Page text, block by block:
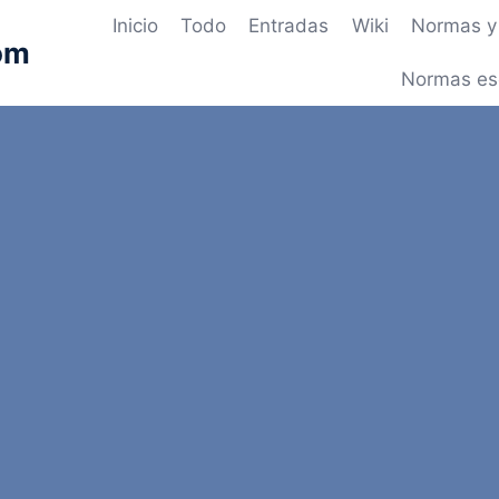
Inicio Todo Entradas Wiki Normas
Normas